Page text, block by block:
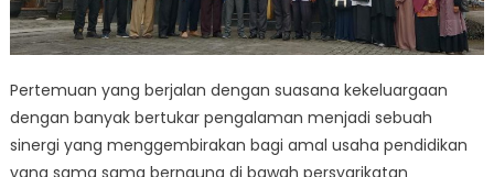
Pertemuan yang berjalan dengan suasana kekeluargaan
dengan banyak bertukar pengalaman menjadi sebuah
sinergi yang menggembirakan bagi amal usaha pendidikan
yang sama sama bernaung di bawah persyarikatan